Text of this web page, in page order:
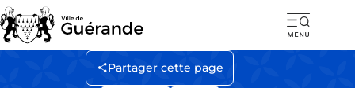
Partager cette page